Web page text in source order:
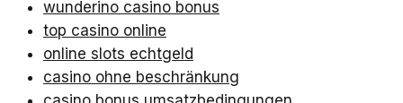
wunderino casino bonus
top casino online
online slots echtgeld
casino ohne beschränkung